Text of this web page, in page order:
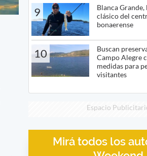
9
Blanca Grande,
clásico del
bonaerense
10
Buscan
Campo Alegre
medidas para
visitantes
Espacio
Mirá todos los